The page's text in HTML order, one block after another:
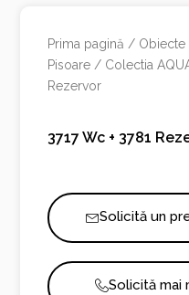
Prima pagină / Obiecte
Pisoare / Colectia
Rezervor
3717 Wc + 3781
Solicită un
Solicită mai